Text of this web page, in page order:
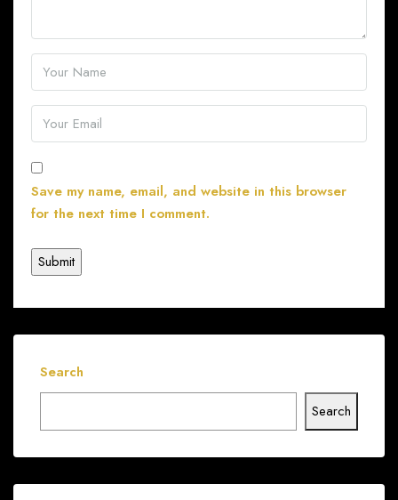
Save my name, email, and website in this browser
for the next time I comment.
Search
Search